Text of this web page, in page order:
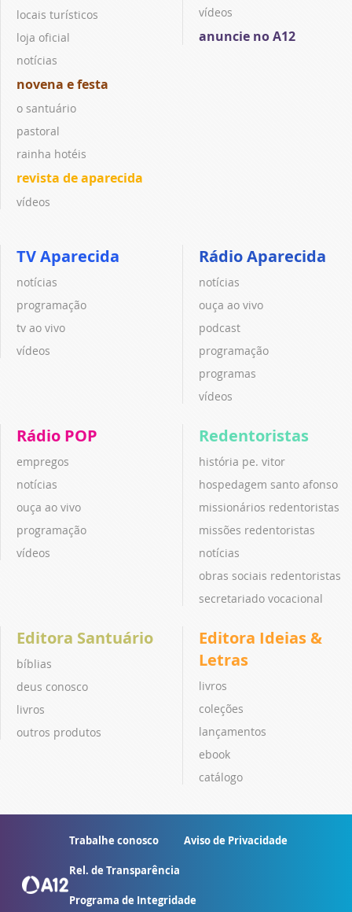
locais turísticos
loja oficial
notícias
novena e festa
o santuário
pastoral
rainha hotéis
revista de aparecida
vídeos
vídeos
anuncie no A12
TV Aparecida
notícias
programação
tv ao vivo
vídeos
Rádio Aparecida
notícias
ouça ao vivo
podcast
programação
programas
vídeos
Rádio POP
empregos
notícias
ouça ao vivo
programação
vídeos
Redentoristas
história pe. vitor
hospedagem santo afonso
missionários redentoristas
missões redentoristas
notícias
obras sociais redentoristas
secretariado vocacional
Editora Santuário
bíblias
deus conosco
livros
outros produtos
Editora Ideias &
Letras
livros
coleções
lançamentos
ebook
catálogo
Trabalhe conosco Aviso de Privacidade
Rel. de Transparência
Programa de Integridade